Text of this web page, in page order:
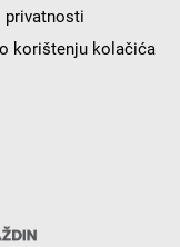
privatnosti
korištenju kolačića